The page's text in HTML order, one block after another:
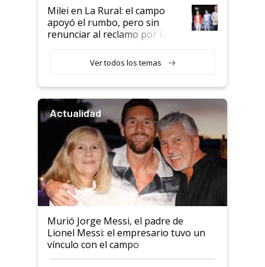
Milei en La Rural: el campo
apoyó el rumbo, pero sin
renunciar al reclamo por las
Ver todos los temas
Actualidad
Murió Jorge Messi, el padre de
Lionel Messi: el empresario tuvo un
vínculo con el campo